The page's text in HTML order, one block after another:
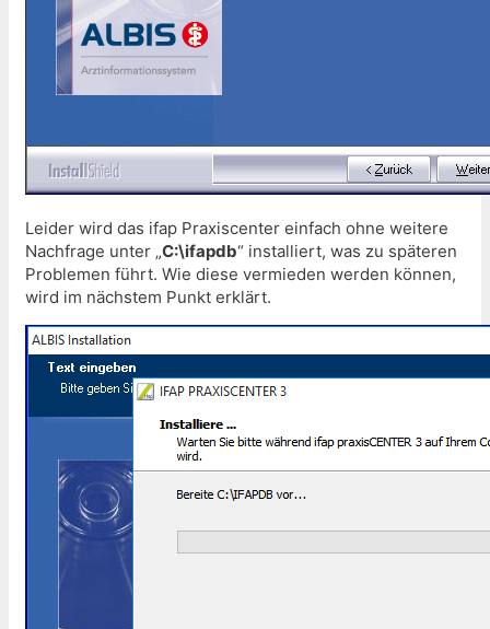
Leider wird das ifap Praxiscenter einfach ohne weitere
Nachfrage unter „C:\ifapdb“ installiert, was zu späteren
Problemen führt. Wie diese vermieden werden können,
wird im nächstem Punkt erklärt.